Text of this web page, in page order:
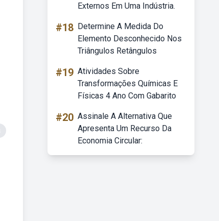
Externos Em Uma Indústria.
#18 Determine A Medida Do
Elemento Desconhecido Nos
Triângulos Retângulos
#19 Atividades Sobre
Transformações Químicas E
Físicas 4 Ano Com Gabarito
#20 Assinale A Alternativa Que
Apresenta Um Recurso Da
Economia Circular: